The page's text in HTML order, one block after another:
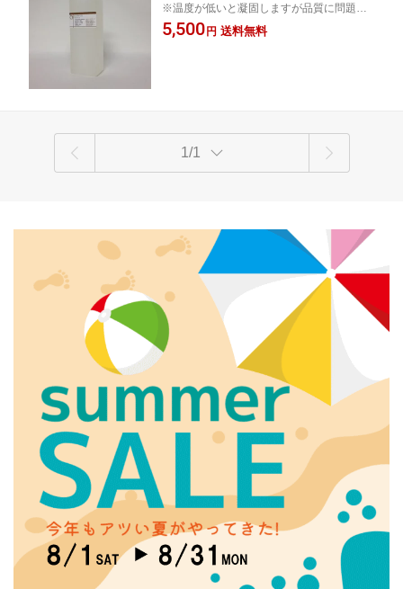
※温度が低いと凝固しますが品質に問題な
く常温で液体化します。■ポンプ式のボトル
です。
5,500円 送料無料
1/1